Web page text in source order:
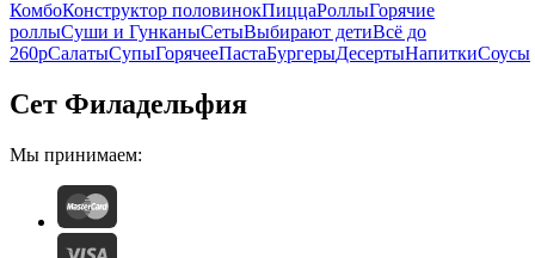
КомбоКонструктор половинокПиццаРоллыГорячие
роллыСуши и ГунканыСетыВыбирают детиВсё до
260рСалатыСупыГорячееПастаБургерыДесертыНапиткиСоусы
Сет Филадельфия
Мы принимаем: